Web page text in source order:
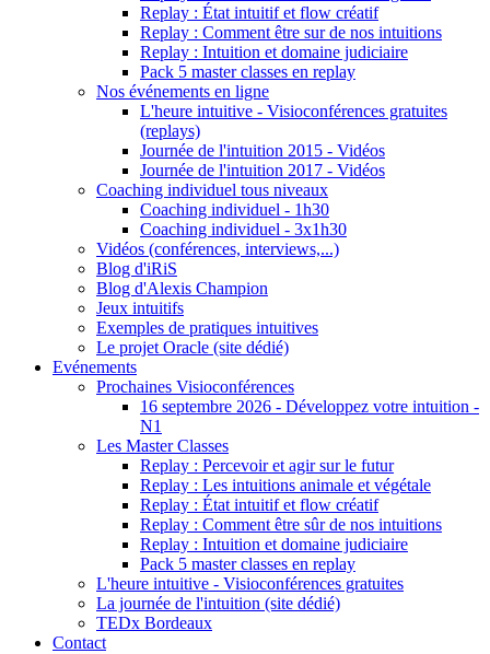
Replay : État intuitif et flow créatif
Replay : Comment être sur de nos intuitions
Replay : Intuition et domaine judiciaire
Pack 5 master classes en replay
Nos événements en ligne
L'heure intuitive - Visioconférences gratuites
(replays)
Journée de l'intuition 2015 - Vidéos
Journée de l'intuition 2017 - Vidéos
Coaching individuel tous niveaux
Coaching individuel - 1h30
Coaching individuel - 3x1h30
Vidéos (conférences, interviews,...)
Blog d'iRiS
Blog d'Alexis Champion
Jeux intuitifs
Exemples de pratiques intuitives
Le projet Oracle (site dédié)
Evénements
Prochaines Visioconférences
16 septembre 2026 - Développez votre intuition -
N1
Les Master Classes
Replay : Percevoir et agir sur le futur
Replay : Les intuitions animale et végétale
Replay : État intuitif et flow créatif
Replay : Comment être sûr de nos intuitions
Replay : Intuition et domaine judiciaire
Pack 5 master classes en replay
L'heure intuitive - Visioconférences gratuites
La journée de l'intuition (site dédié)
TEDx Bordeaux
Contact